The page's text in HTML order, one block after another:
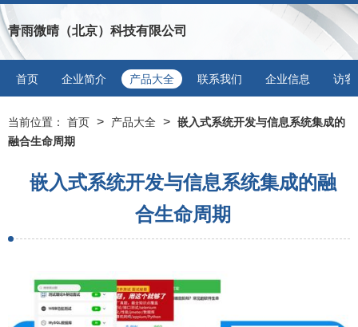
青雨微晴（北京）科技有限公司
首页 企业简介 产品大全 联系我们 企业信息 访客
当前位置： 首页 > 产品大全 > 嵌入式系统开发与信息系统集成的
融合生命周期
嵌入式系统开发与信息系统集成的融
合生命周期